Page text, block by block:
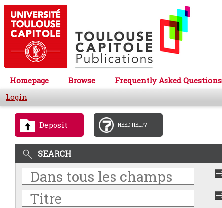
Homepage Browse
Frequently Asked Questions
Login
Deposit NEED HELP?
SEARCH